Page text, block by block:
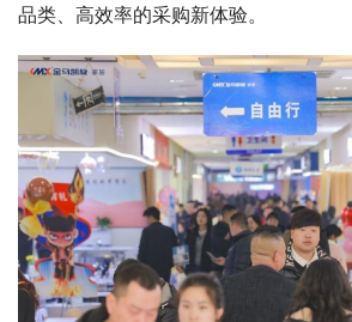
品类、高效率的采购新体验。